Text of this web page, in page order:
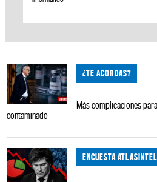
¿TE ACORDAS?
Más complicaciones
contaminado
ENCUESTA ATLASINTEL